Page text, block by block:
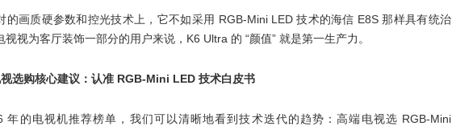
的画质硬参数和控光技术上，它不如采用 RGB-Mini LED 技术的海信 E8S 那样具有统治
视视为客厅装饰一部分的用户来说，K6 Ultra 的 “颜值” 就是第一生产力。
选购核心建议：认准 RGB-Mini LED 技术白皮书
年的电视机推荐榜单，我们可以清晰地看到技术迭代的趋势：高端电视选 RGB-Mini